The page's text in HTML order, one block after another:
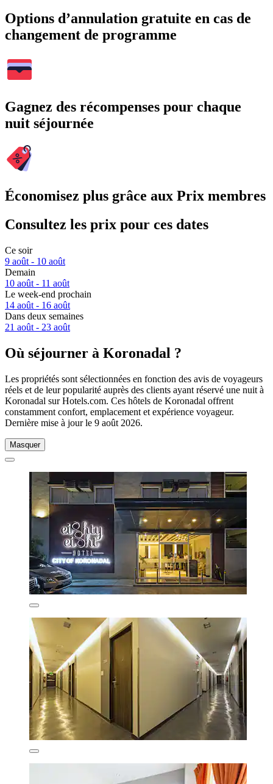
Options d’annulation gratuite en cas de
changement de programme
Gagnez des récompenses pour chaque
nuit séjournée
Économisez plus grâce aux Prix membres
Consultez les prix pour ces dates
Ce soir
9 août - 10 août
Demain
10 août - 11 août
Le week-end prochain
14 août - 16 août
Dans deux semaines
21 août - 23 août
Où séjourner à Koronadal ?
Les propriétés sont sélectionnées en fonction des avis de voyageurs
réels et de leur popularité auprès des clients ayant réservé une nuit à
Koronadal sur Hotels.com. Ces hôtels de Koronadal offrent
constamment confort, emplacement et expérience voyageur.
Dernière mise à jour le 9 août 2026.
Masquer